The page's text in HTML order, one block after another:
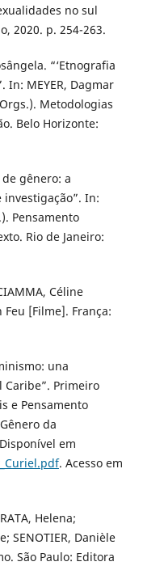
no sul
2020. p. 254-263.
“‘Etnografia
In: MEYER, Dagmar
Metodologias
Belo Horizonte:
de gênero: a
In:
Pensamento
Rio de Janeiro:
Céline
[Filme]. França:
una
Caribe”. Primeiro
e Pensamento
da
em
. Acesso em
Helena;
SENOTIER, Danièle
São Paulo: Editora